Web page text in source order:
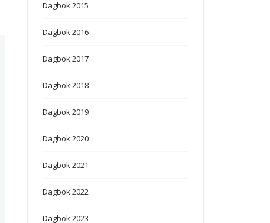
Dagbok 2015
Dagbok 2016
Dagbok 2017
Dagbok 2018
Dagbok 2019
Dagbok 2020
Dagbok 2021
Dagbok 2022
Dagbok 2023